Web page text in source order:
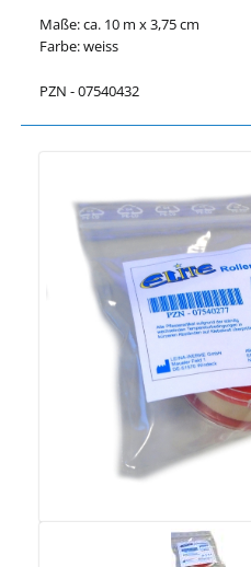
Maße: ca. 10 m x 3,75 cm
Farbe: weiss
PZN - 07540432